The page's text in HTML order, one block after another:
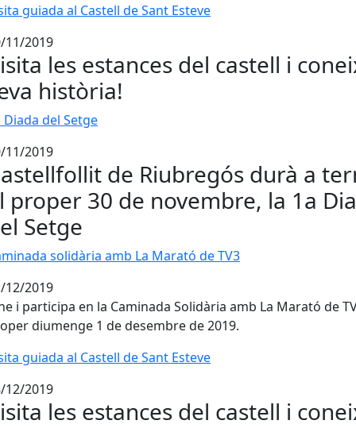
guiada al Castell de Sant Esteve
guiada al Castell de Sant Esteve
11/2019
les estances del castell i
història!
Diada del Setge
Diada del Setge
11/2019
de Riubregós durà a
proper 30 de novembre, la 1a
Setge
solidària amb La Marató de TV3
solidària amb La Marató de TV3
12/2019
i participa en la Caminada Solidària amb La Marató de
diumenge 1 de desembre de 2019.
guiada al Castell de Sant Esteve
guiada al Castell de Sant Esteve
12/2019
les estances del castell i